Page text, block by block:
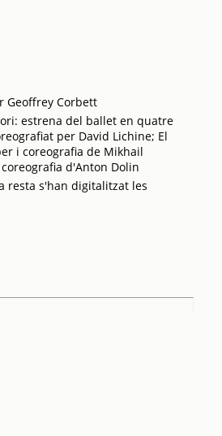
Geoffrey Corbett
estrena del ballet en quatre
per David Lichine; El
i coreografia de Mikhail
d'Anton Dolin
resta s'han digitalitzat les